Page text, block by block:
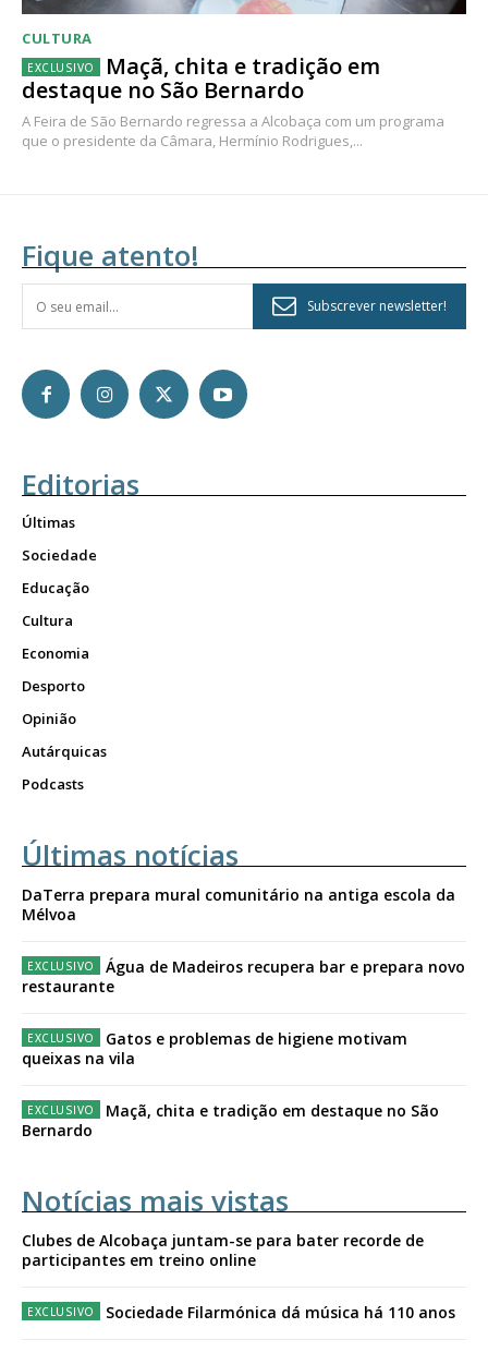
CULTURA
Maçã, chita e tradição em
destaque no São Bernardo
A Feira de São Bernardo regressa a Alcobaça com um programa
que o presidente da Câmara, Hermínio Rodrigues,...
Fique atento!
Subscrever newsletter!
Editorias
Últimas
Sociedade
Educação
Cultura
Economia
Desporto
Opinião
Autárquicas
Podcasts
Últimas notícias
DaTerra prepara mural comunitário na antiga escola da
Mélvoa
Água de Madeiros recupera bar e prepara novo
restaurante
Gatos e problemas de higiene motivam
queixas na vila
Maçã, chita e tradição em destaque no São
Bernardo
Notícias mais vistas
Clubes de Alcobaça juntam-se para bater recorde de
participantes em treino online
Sociedade Filarmónica dá música há 110 anos